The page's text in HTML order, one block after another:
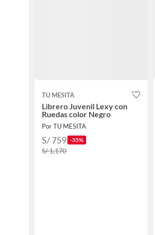
TU MESITA
Librero Juvenil Lexy con
Ruedas color Negro
Por TU MESITA
S/ 759 -35%
S/ 1,170